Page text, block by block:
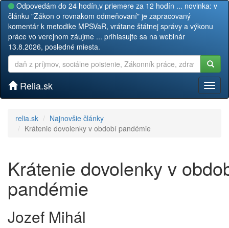
Odpovedám do 24 hodín,v priemere za 12 hodín ... novinka: v
článku "Zákon o rovnakom odmeňovaní" je zapracovaný
komentár k metodike MPSVaR, vrátane štátnej správy a výkonu
práce vo verejnom záujme ... prihlasujte sa na webinár
13.8.2026, posledné miesta.
Relia.sk
relia.sk
Najnovšie články
Krátenie dovolenky v období pandémie
Krátenie dovolenky v
pandémie
Jozef Mihál